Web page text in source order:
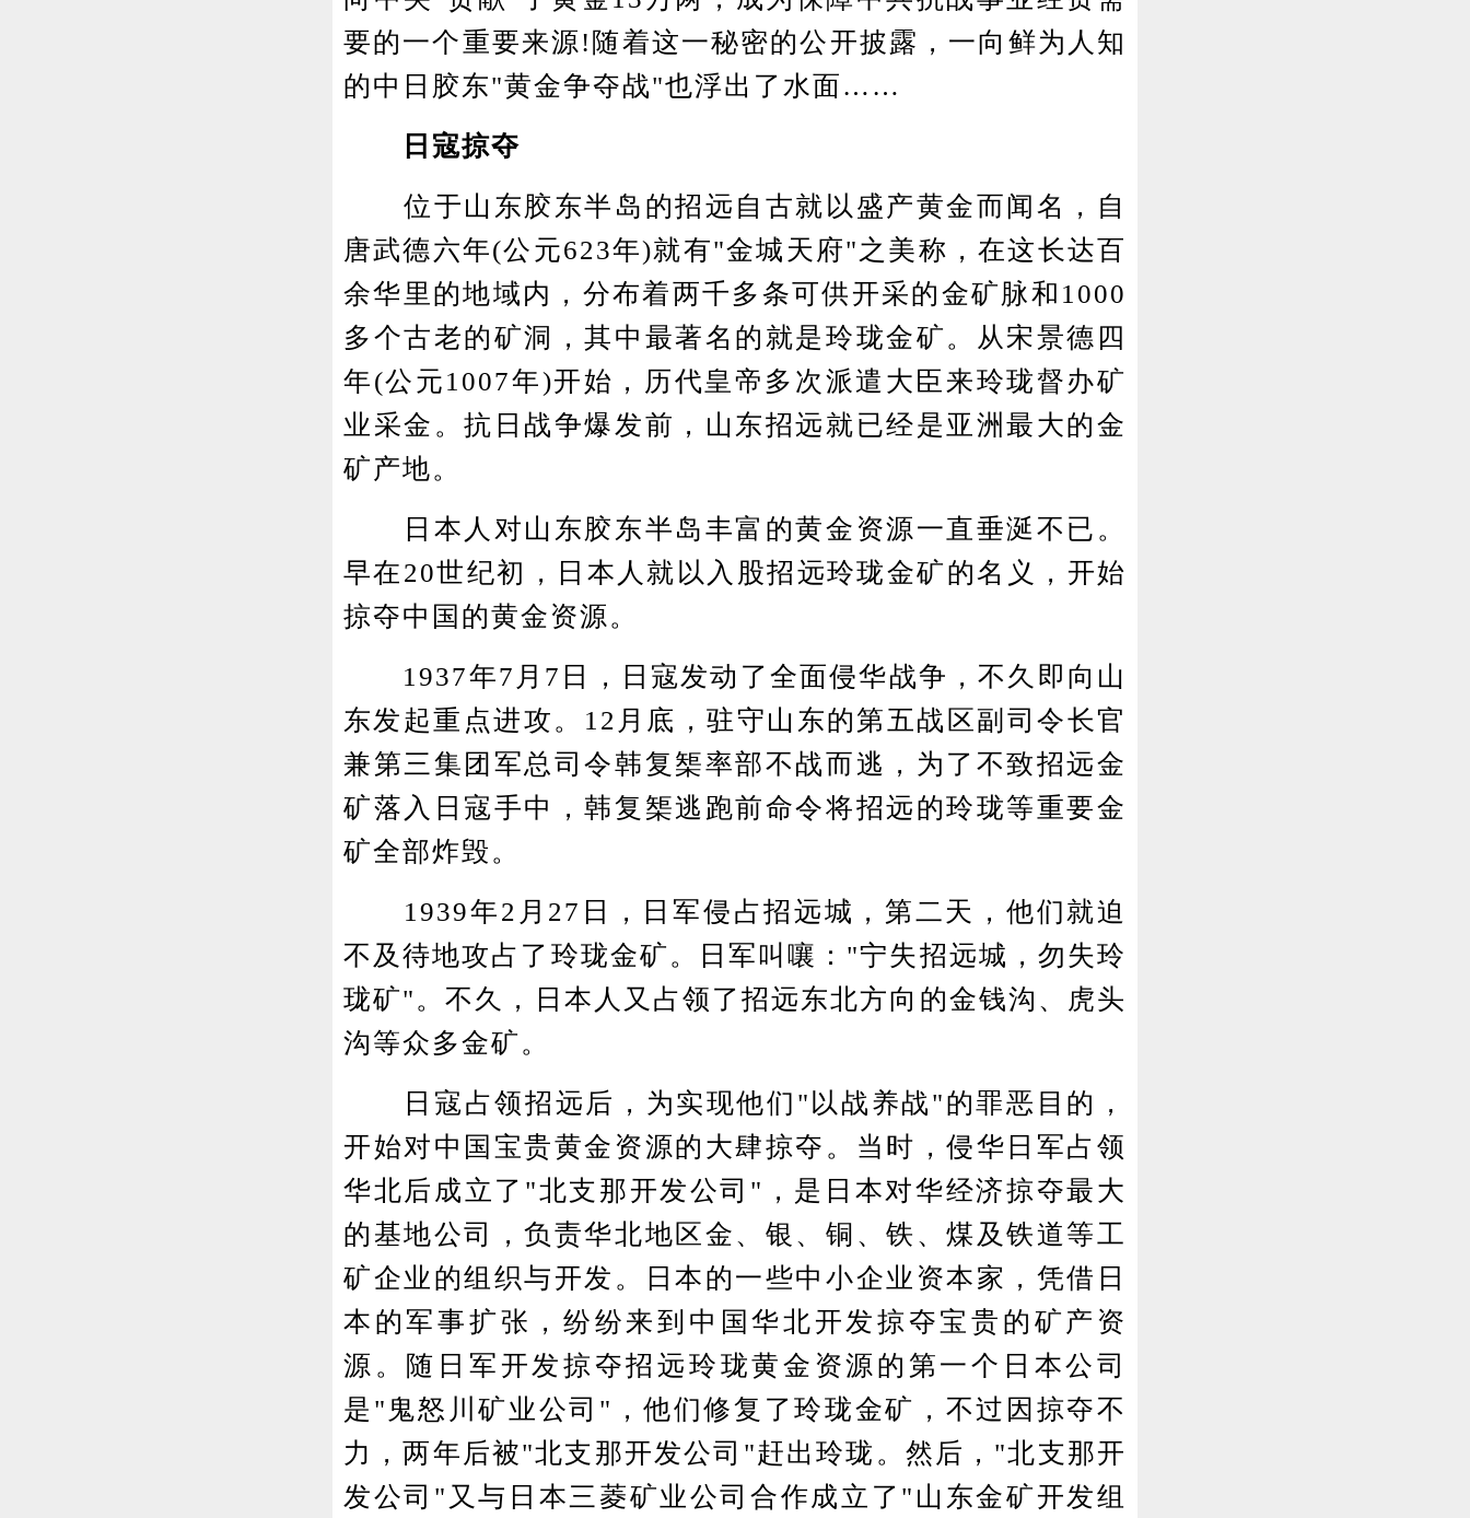
要的一个重要来源!随着这一秘密的公开披露，一向鲜为人知
的中日胶东"黄金争夺战"也浮出了水面……
日寇掠夺
位于山东胶东半岛的招远自古就以盛产黄金而闻名，自
唐武德六年(公元623年)就有"金城天府"之美称，在这长达百
余华里的地域内，分布着两千多条可供开采的金矿脉和1000
多个古老的矿洞，其中最著名的就是玲珑金矿。从宋景德四
年(公元1007年)开始，历代皇帝多次派遣大臣来玲珑督办矿
业采金。抗日战争爆发前，山东招远就已经是亚洲最大的金
矿产地。
日本人对山东胶东半岛丰富的黄金资源一直垂涎不已。
早在20世纪初，日本人就以入股招远玲珑金矿的名义，开始
掠夺中国的黄金资源。
1937年7月7日，日寇发动了全面侵华战争，不久即向山
东发起重点进攻。12月底，驻守山东的第五战区副司令长官
兼第三集团军总司令韩复榘率部不战而逃，为了不致招远金
矿落入日寇手中，韩复榘逃跑前命令将招远的玲珑等重要金
矿全部炸毁。
1939年2月27日，日军侵占招远城，第二天，他们就迫
不及待地攻占了玲珑金矿。日军叫嚷："宁失招远城，勿失玲
珑矿"。不久，日本人又占领了招远东北方向的金钱沟、虎头
沟等众多金矿。
日寇占领招远后，为实现他们"以战养战"的罪恶目的，
开始对中国宝贵黄金资源的大肆掠夺。当时，侵华日军占领
华北后成立了"北支那开发公司"，是日本对华经济掠夺最大
的基地公司，负责华北地区金、银、铜、铁、煤及铁道等工
矿企业的组织与开发。日本的一些中小企业资本家，凭借日
本的军事扩张，纷纷来到中国华北开发掠夺宝贵的矿产资
源。随日军开发掠夺招远玲珑黄金资源的第一个日本公司
是"鬼怒川矿业公司"，他们修复了玲珑金矿，不过因掠夺不
力，两年后被"北支那开发公司"赶出玲珑。然后，"北支那开
发公司"又与日本三菱矿业公司合作成立了"山东金矿开发组